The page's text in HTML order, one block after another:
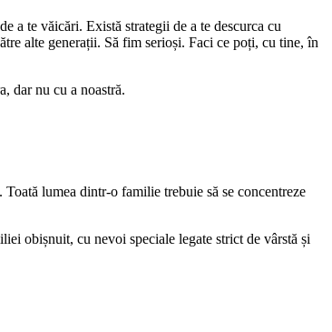
a te văicări. Există strategii de a te descurca cu
alte generații. Să fim serioși. Faci ce poți, cu tine, în
dar nu cu a noastră.
lumea dintr-o familie trebuie să se concentreze
obișnuit, cu nevoi speciale legate strict de vârstă și